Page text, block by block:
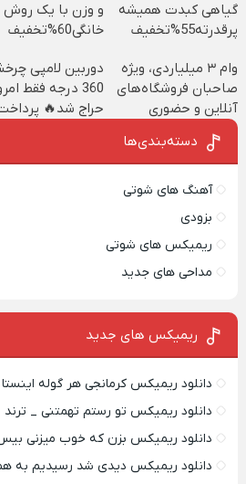
گیاهی کبدت همیشه
پرقدرته55%تخفیف
و وزن با یک روش
خانگی60%تخفیف
وام ۳ میلیاردی، ویژه
صاحبان فروشگاه‌های
آنلاین و حضوری
دوربین لامپی
360 درجه فقط
حراج شد🔥
دسته‌بندی‌ها
آهنگ های شوتی
بزودی
ریمیکس های شوتی
مداحی های جدید
ریمیکس‌ های جدید
دانلود ریمیکس کرمانجی هر گوله اینستا
دانلود ریمیکس تو رستم تهمتنی _ ترند
دانلود ریمیکس بزن که خوب میزنی
دانلود ریمیکس دیدی شد رسیدیم به